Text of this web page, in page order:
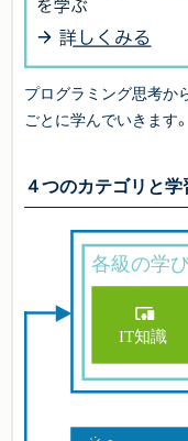
プログラミング思考か
ごとに学んでいきます。
４つのカテゴリと